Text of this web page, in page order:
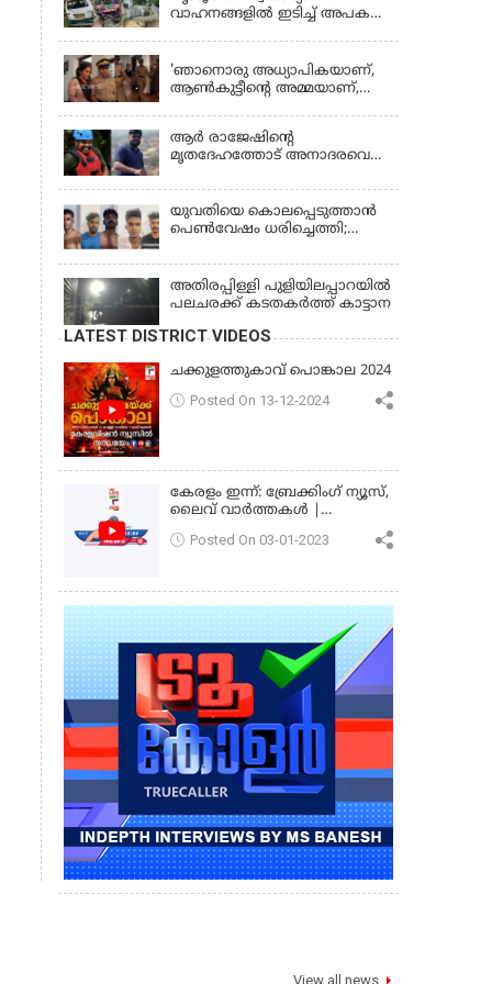
വാഹനങ്ങളില്‍ ഇടിച്ച് അപകടം:
'ഞാനൊരു അധ്യാപികയാണ്,
ആണ്‍കുട്ടീന്റെ അമ്മയാണ്‌,
കസ്റ്റഡിയിൽ വിട്ട് കോടതി,
ജാമ്യാപേക്ഷ തള്ളി
ആര്‍ രാജേഷിന്റെ
മൃതദേഹത്തോട് അനാദരവെന്ന്
ക്രമീകരണത്തില്‍ ഗുരുതര
വീഴ്ച; മൃതദേഹം ചാവക്കാട്
വരെ എത്തിച്ചത് ഫ്രീസര്‍
സംവിധാനം ഇല്ലാതെയെന്നും
ആരോപണം
യുവതിയെ കൊലപ്പെടുത്താൻ
പെൺവേഷം ധരിച്ചെത്തി;
അതിരപ്പിള്ളി പുളിയിലപ്പാറയിൽ
പലചരക്ക് കടതകർത്ത് കാട്ടാന
LATEST DISTRICT VIDEOS
ചക്കുളത്തുകാവ് പൊങ്കാല 2024
Posted On 13-12-2024
കേരളം ഇന്ന്: ബ്രേക്കിംഗ് ന്യൂസ്,
ലൈവ് വാർത്തകൾ |
Posted On 03-01-2023
View all news